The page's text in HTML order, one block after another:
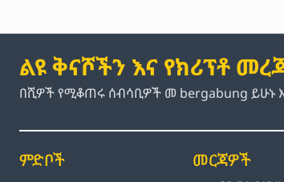
ልዩ ቅናሾችን እና የክሪፕቶ
በሺዎች የሚቆጠሩ ሰብሳቢዎች መ bergabung ይሁኑ
ምድቦች መርጃዎች